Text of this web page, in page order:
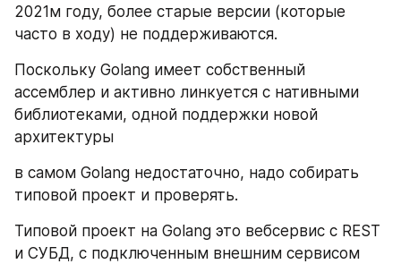
2021м году, более старые версии (которые
часто в ходу) не поддерживаются.
Поскольку Golang имеет собственный
ассемблер и активно линкуется с нативными
библиотеками, одной поддержки новой
архитектуры
в самом Golang недостаточно, надо собирать
типовой проект и проверять.
Типовой проект на Golang это вебсервис с REST
и СУБД, c подключенным внешним сервисом